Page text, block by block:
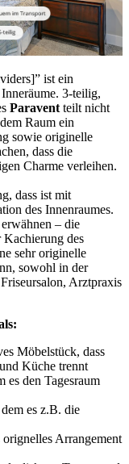
ist ein
3-teilig,
Paravent teilt nicht
Raum ein
sowie originelle
dass die
Charme verleihen.
dass ist mit
des Innenraumes.
– die
Kachierung des
sehr originelle
sowohl in der
Arztpraxis
Möbelstück, dass
Küche trennt
den Tagesraum
es z.B. die
Arrangement